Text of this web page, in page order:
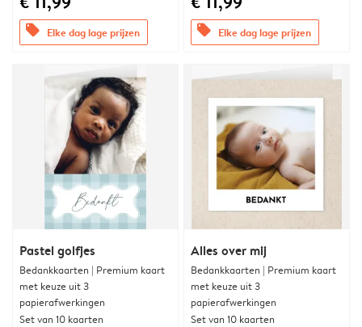
offers Elke dag lage prijzen offers Elke dag lage prijzen
Pastel golfjes
Bedankkaarten | Premium kaart
met keuze uit 3
papierafwerkingen
Set van 10 kaarten
Alles over mij
Bedankkaarten | Premium kaart
met keuze uit 3
papierafwerkingen
Set van 10 kaarten